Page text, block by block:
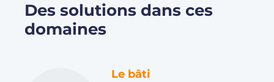
Des solutions dans ces
domaines
Le bâti